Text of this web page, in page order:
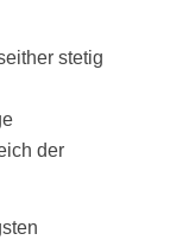
stetig
der